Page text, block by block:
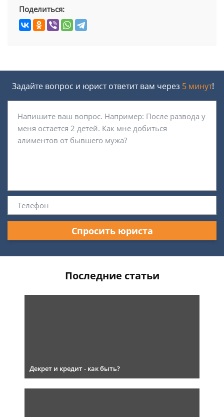
Поделиться:
Задайте вопрос и юрист ответит вам через 5 минут!
Спросить юриста
Последние статьи
Декрет и кредит - как быть?